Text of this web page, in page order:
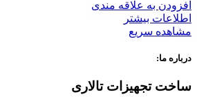
افزودن به علاقه مندی
اطلاعات بیشتر
مشاهده سریع
درباره ما:
ساخت تجهیزات تالاری